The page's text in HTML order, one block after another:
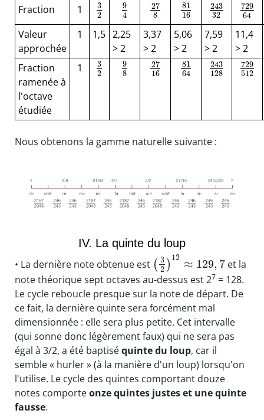
Fraction 1
3
2
9
4
27
8
81
16
243
32
729
64
Valeur
approchée
1 1,5 2,25
> 2
3,37
> 2
5,06
> 2
7,59
> 2
11,4
> 2
Fraction
ramenée à
l'octave
étudiée
1
3
2
9
8
27
16
81
64
243
128
729
512
Nous obtenons la gamme naturelle suivante :
IV. La quinte du loup
• La dernière note obtenue est ( 3
2 ) 12 ≈ 129, 7 et la
note théorique sept octaves au-dessus est 27 = 128.
Le cycle reboucle presque sur la note de départ. De
ce fait, la dernière quinte sera forcément mal
dimensionnée : elle sera plus petite. Cet intervalle
(qui sonne donc légèrement faux) qui ne sera pas
égal à 3/2, a été baptiséquinte du loup, car il
semble « hurler » (à la manière d'un loup) lorsqu'on
l'utilise. Le cycle des quintes comportant douze
notes comporteonze quintes justes et une quinte
fausse.